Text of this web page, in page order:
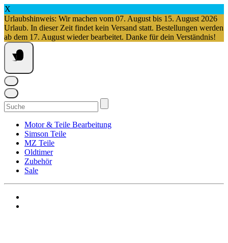
X
Urlaubshinweis: Wir machen vom 07. August bis 15. August 2026
Urlaub. In dieser Zeit findet kein Versand statt. Bestellungen werden
ab dem 17. August wieder bearbeitet. Danke für dein Verständnis!
Springe
zum
Inhalt
Suchen
nach:
Motor & Teile Bearbeitung
Simson Teile
MZ Teile
Oldtimer
Zubehör
Sale